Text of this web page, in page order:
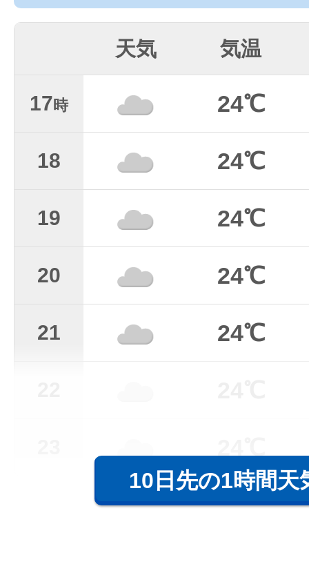
天気 気温
17時 24℃
18 24℃
19 24℃
20 24℃
21 24℃
10日先の1時間天